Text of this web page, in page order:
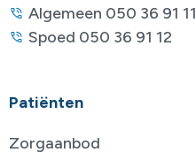
Algemeen 050 36 91 11
Spoed 050 36 91 12
Patiënten
Zorgaanbod